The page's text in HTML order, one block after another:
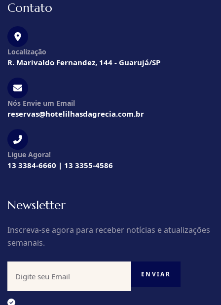
Contato
Localização
R. Marivaldo Fernandez, 144 - Guarujá/SP
Nós Envie um Email
reservas@hotelilhasdagrecia.com.br
Ligue Agora!
13 3384-6660 | 13 3355-4586
Newsletter
Inscreva-se agora para receber notícias e atualizações
semanais.